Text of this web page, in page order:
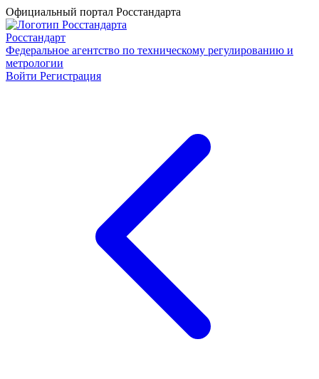
Официальный портал Росстандарта
Росстандарт
Федеральное агентство по техническому регулированию и
метрологии
Войти Регистрация